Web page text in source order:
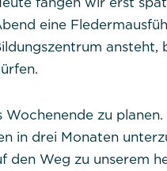
eine
ansteht,
zu
in drei Monaten
den Weg zu unserem
benötigt und